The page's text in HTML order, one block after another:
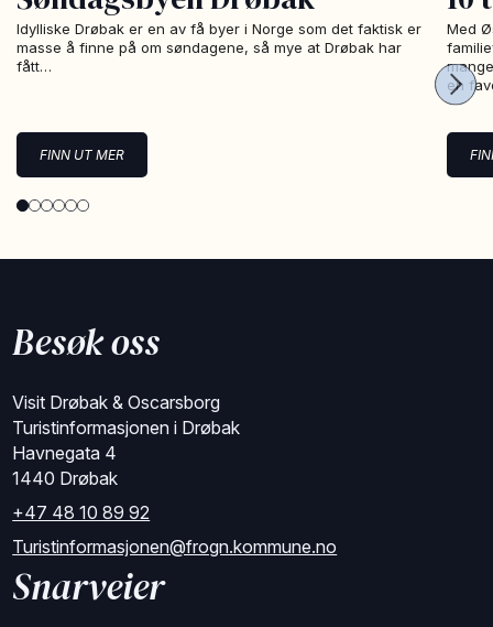
Idylliske Drøbak er en av få byer i Norge som det faktisk er
masse å finne på om søndagene, så mye at Drøbak har
fått…
FINN UT MER
Med
en
Besøk oss
Visit Drøbak & Oscarsborg
Turistinformasjonen i Drøbak
Havnegata 4
1440 Drøbak
+47 48 10 89 92
Turistinformasjonen@frogn.kommune.no
Snarveier